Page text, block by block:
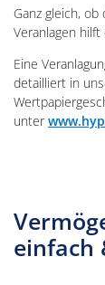
Ganz gleich,
Veranlagen
Eine
detailliert in
unter
einfach